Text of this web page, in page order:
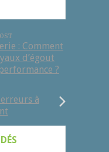
: Comment
d’égout
?
à